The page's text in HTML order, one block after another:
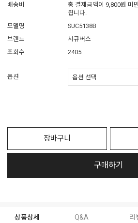
배송비
총 결제금액이 9,800원 미
됩니다.
모델명
SUC5138B
브랜드
서큐버스
조회수
2405
옵션
장바구니
구매하기
상품상세 Q&A 리